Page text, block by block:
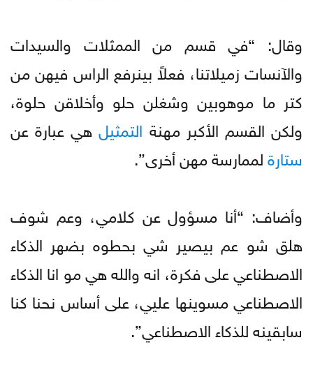
وقال: “في قسم من الممثلات والسيدات
والآنسات زميلاتنا، فعلاً بينرفع الراس فيهن من
كتر ما موهوبين وشغلن حلو وأخلاقن حلوة،
ولكن القسم الأكبر مهنة التمثيلهي عبارة عن
ستارةلممارسة مهن أخرى”.
وأضاف: “أنا مسؤول عن كلامي، وعم شوف
هلق شو عم بيصير شي بحطوه بضهر الذكاء
الاصطناعي على فكرة، انه والله هي مو انا الذكاء
الاصطناعي مسوينها عليي، على أساس نحنا كنا
سابقينه للذكاء الاصطناعي”.